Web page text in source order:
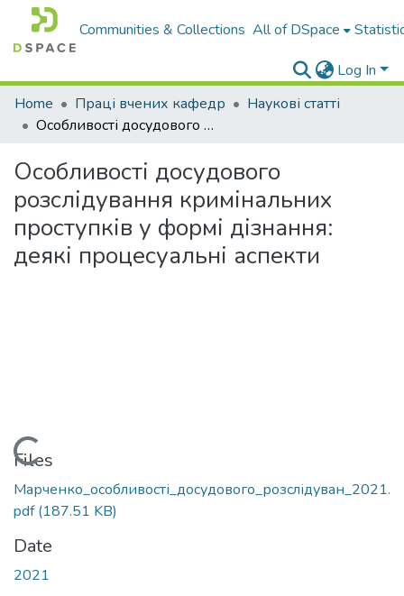
Communities & Collections All of DSpace
Log In
Home
Праці вчених кафедр
Наукові статті
Особливості досудового розслідування кримінальних проступків у формі дізнання: деякі процесуальні аспекти
Особливості досудового
розслідування кримінальних
проступків у формі дізнання:
деякі процесуальні аспекти
Loading...
Files
Марченко_особливості_досудового_розслідуван_2021.
pdf(187.51 KB)
Date
2021